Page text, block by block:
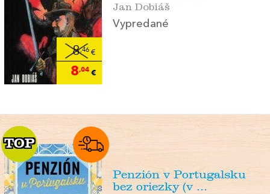
8,46€
8,04€
Jan Dobiáš
Vypredané
TOP
TOP
Penzión v Portugalsku
bez oriezky (v ...